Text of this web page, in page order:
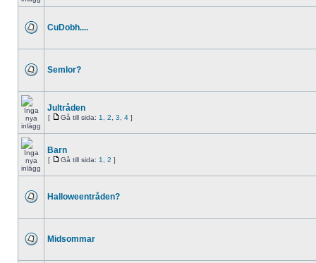
CuDobh....
Semlor?
Jultråden
[ Gå till sida: 1 2 3 4 ]
Barn
[ Gå till sida: 1 2 ]
Halloweentråden?
Midsommar